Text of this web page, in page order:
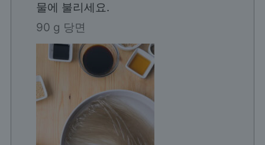
물에 불리세요.
90 g 당면